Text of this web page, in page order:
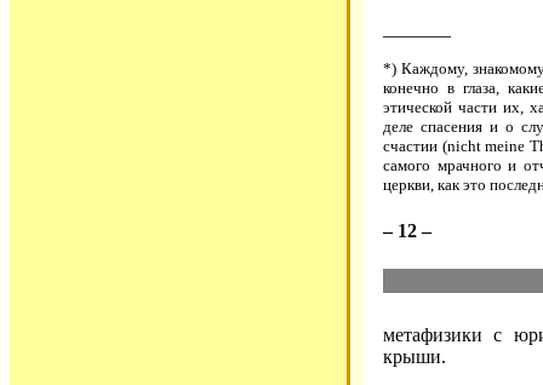
*) Каждому,
конечно в глаза,
этической части их,
деле спасения и о
счастии (nicht meine
самого мрачного и
церкви, как это
– 12 –
метафизики с
крыши.